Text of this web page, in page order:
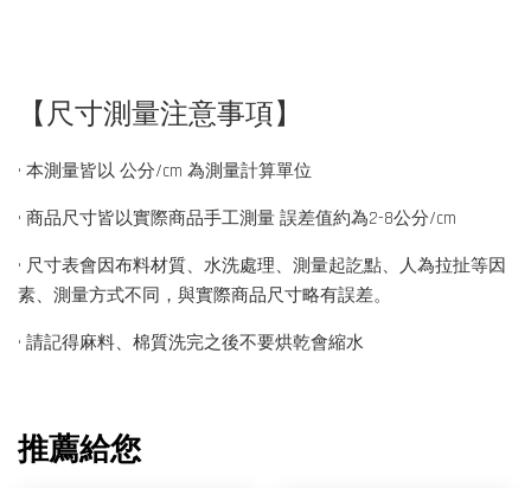
【尺寸測量注意事項】
• 本測量皆以 公分/cm 為測量計算單位
• 商品尺寸皆以實際商品手工測量 誤差值約為2-8公分/cm
• 尺寸表會因布料材質、水洗處理、測量起訖點、人為拉扯等因
素、測量方式不同，與實際商品尺寸略有誤差。
• 請記得麻料、棉質洗完之後不要烘乾會縮水
推薦給您